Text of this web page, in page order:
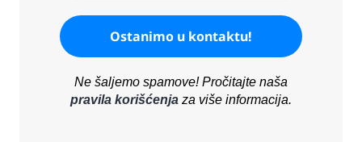
Ne šaljemo spamove! Pročitajte naša
pravila korišćenjaza više informacija.